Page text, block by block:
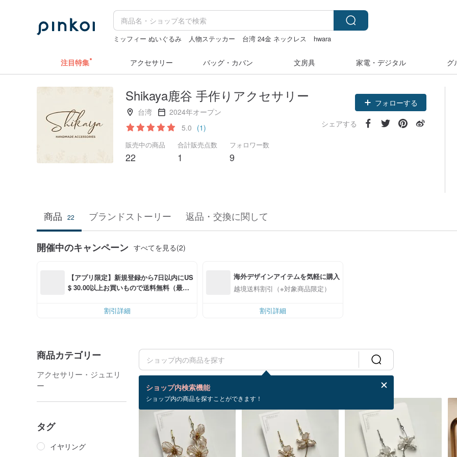
ミッフィー ぬいぐるみ 人物ステッカー 台湾 24金 ネックレス
hwara
注目特集 アクセサリー バッグ・カバン 文房具 家電・デジタル グ
Shikaya鹿谷 手作りアクセサリー
台湾
2024年オープン
5.0 (1)
販売中の商品
22
合計販売点数
1
フォロワー数
9
フォローする
シェアする
商品 22 ブランドストーリー 返品・交換に関して
開催中のキャンペーン すべてを見る(2)
【アプリ限定】新規登録から7日以内にUS
$ 30.00以上お買いもので送料無料（最大U
割引詳細
海外デザインアイテムを気軽に購入
越境送料割引（※対象商品限定）
割引詳細
商品カテゴリー
アクセサリー・ジュエリ
ー
タグ
イヤリング
ショップ内検索機能
ショップ内の商品を探すことができます！
検索結果：22 件